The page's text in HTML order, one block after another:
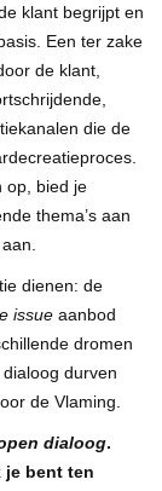
klant begrijpt en
Een ter zake
de klant,
die de
op, bied je
thema’s aan
dienen: de
issue aanbod
dromen
durven
de Vlaming.
dialoog.
je bent ten